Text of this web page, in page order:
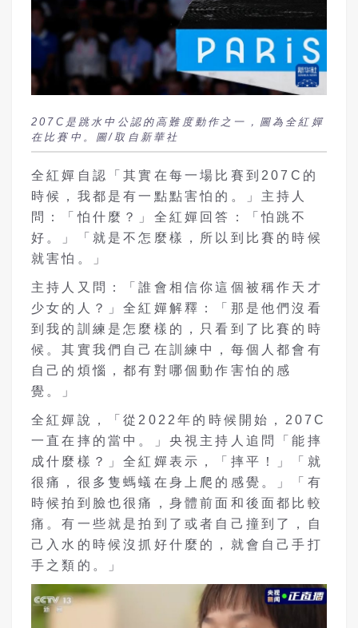
207C是跳水中公認的高難度動作之一，圖為全紅嬋
在比賽中。圖/取自新華社
全紅嬋自認「其實在每一場比賽到207C的
時候，我都是有一點點害怕的。」主持人
問：「怕什麼？」全紅嬋回答：「怕跳不
好。」「就是不怎麼樣，所以到比賽的時候
就害怕。」
主持人又問：「誰會相信你這個被稱作天才
少女的人？」全紅嬋解釋：「那是他們沒看
到我的訓練是怎麼樣的，只看到了比賽的時
候。其實我們自己在訓練中，每個人都會有
自己的煩惱，都有對哪個動作害怕的感
覺。」
全紅嬋說，「從2022年的時候開始，207C
一直在摔的當中。」央視主持人追問「能摔
成什麼樣？」全紅嬋表示，「摔平！」「就
很痛，很多隻螞蟻在身上爬的感覺。」「有
時候拍到臉也很痛，身體前面和後面都比較
痛。有一些就是拍到了或者自己撞到了，自
己入水的時候沒抓好什麼的，就會自己手打
手之類的。」